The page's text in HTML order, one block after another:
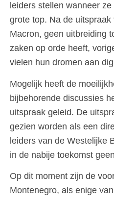
leiders stellen wanneer
grote top. Na de
Macron, geen uitbreiding
zaken op orde heeft,
vielen hun dromen aan
Mogelijk heeft de
bijbehorende discussies
uitspraak geleid. De
gezien worden als een
leiders van de Westelijke
in de nabije toekomst
Op dit moment zijn de
Montenegro, als enige